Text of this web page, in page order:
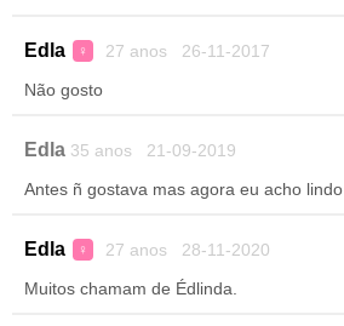
Edla ♀ 27 anos 26-11-2017
Não gosto
Edla 35 anos 21-09-2019
Antes ñ gostava mas agora eu acho lindo
Edla ♀ 27 anos 28-11-2020
Muitos chamam de Édlinda.